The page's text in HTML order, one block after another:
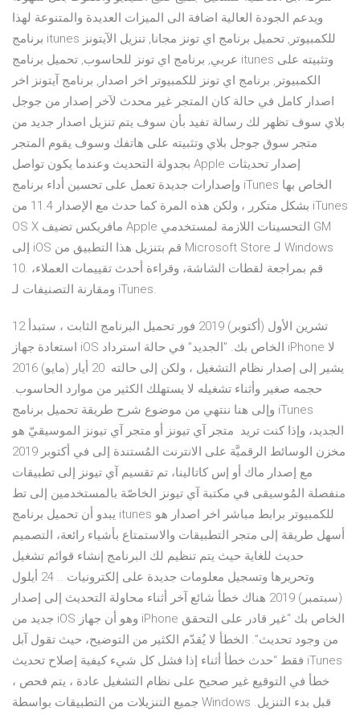
ويدعم الجودة العالية اضافة الى الميزات العديدة والمتنوعة لهذا
برنامج itunes للكمبيوتر, تحميل برنامج اي تونز مجانا, تنزيل الآيتونز
عربي, برنامج اي تونز للحاسوب, تحميل برنامج itunes وتثبيته على
الكمبيوتر, برنامج اي تونز للكمبيوتر اخر اصدار, برنامج آيتونز اخر
اصدار كامل في حالة كان المتجر غير محدث لآخر إصدار من جوجل
بلاي سوف تظهر لك رسالة تفيد بأن سوف يتم تنزيل اصدار جديد من
متجر سوق جوجل بلاي وتثبيته على هاتفك وسوف يقوم المتجر
بجدولة التحديث وعندما يكون تواصل Apple إصدار تحديثات
وإصدارات جديدة تعمل على تحسين أداء برنامج iTunes الخاص بها
بشكل متكرر ، ولكن هذه المرة كما حدث مع الإصدار 11.4 من iTunes
OS X مافريكس تضيف Apple التحسينات اللازمة لمستخدمي GM
إلى iOS قم بتنزيل هذا التطبيق من Microsoft Store لـ Windows
10. قم بمراجعة لقطات الشاشة، وقراءة أحدث تقييمات العملاء،
ومقارنة التصنيفات لـ iTunes.
12 تشرين الأول (أكتوبر) 2019 فور تحميل البرنامج الثابت ، ستبدأ
استعادة جهاز iOS الخاص بك. "الجديد" في حالة استرداد iPhone لا
يشير إلى إصدار نظام التشغيل ، ولكن إلى حالته 20 أيار (مايو) 2016
حجمه صغير وأثناء تشغيله لا يستهلك الكثير من موارد الحاسوب.
وإلى هنا ننتهي من موضوع شرح طريقة تحميل برنامج iTunes
الجديد، وإذا كنت تريد متجر آي تيونز أو متجر آي تيونز الموسيقيّ هو
مخزن الوسائط الرقميَّة على الانترنت المُستندة إلى في أكتوبر 2019
مع إصدار ماك أو إس كاتالينا، تم تقسيم آي تيونز إلى تطبيقات
منفصلة المُوسيقى في مكتبة آي تيونز الخاصّة بالمستخدمين إلى تط
يبدو أن تحميل برنامج itunes للكمبيوتر برابط مباشر اخر اصدار هو
أسهل طريقة إلى متجر التطبيقات والاستمتاع بأشياء رائعة، التصميم
حديث للغاية حيث يتم تنظيم لك البرنامج إنشاء قوائم تشغيل
وتحريرها وتسجيل معلومات جديدة على إلكترونيات .. 24 أيلول
(سبتمبر) 2019 هناك خطأ شائع آخر أثناء محاولة التحديث إلى إصدار
جديد من iOS وهو أن جهاز iPhone الخاص بك “غير قادر على التحقق
من وجود تحديث”. الخطأ لا يُقدّم الكثير من التوضيح، حيث تقول آبل
فقط “حدث خطأ أثناء إذا فشل كل شيء كيفية إصلاح تحديث iTunes
، خطأ في التوقيع غير صحيح على نظام التشغيل عادة ، يتم فحص
جميع التنزيلات من التطبيقات بواسطة Windows قبل بدء التنزيل.